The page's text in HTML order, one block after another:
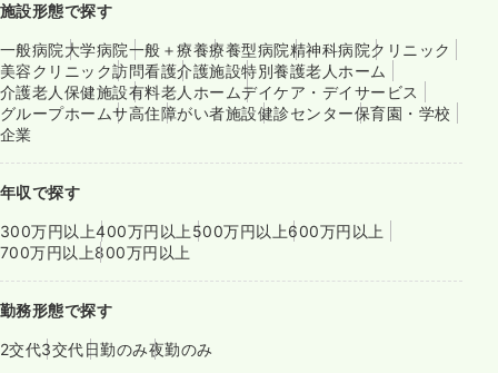
施設形態で探す
一般病院大学病院一般＋療養療養型病院精神科病院クリニック
美容クリニック訪問看護介護施設特別養護老人ホーム
介護老人保健施設有料老人ホームデイケア・デイサービス
グループホームサ高住障がい者施設健診センター保育園・学校
企業
年収で探す
300万円以上400万円以上 500万円以上600万円以上
700万円以上800万円以上
勤務形態で探す
2交代3交代日勤のみ夜勤のみ